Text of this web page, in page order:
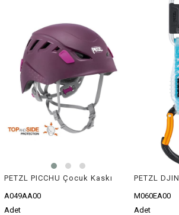
PETZL PICCHU Çocuk Kaskı
A049AA00
Adet
M060EA00
Adet